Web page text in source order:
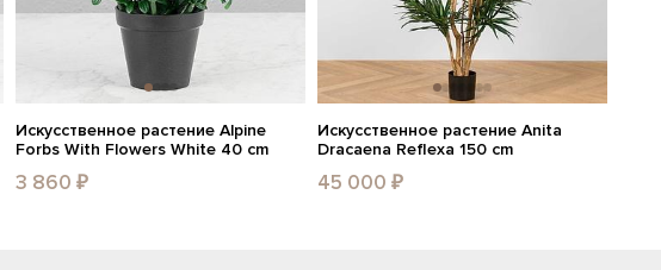
Искусственное растение Alpine
Forbs With Flowers White 40 cm
3 860 ₽
Искусственное растение Anita
Dracaena Reflexa 150 cm
45 000 ₽